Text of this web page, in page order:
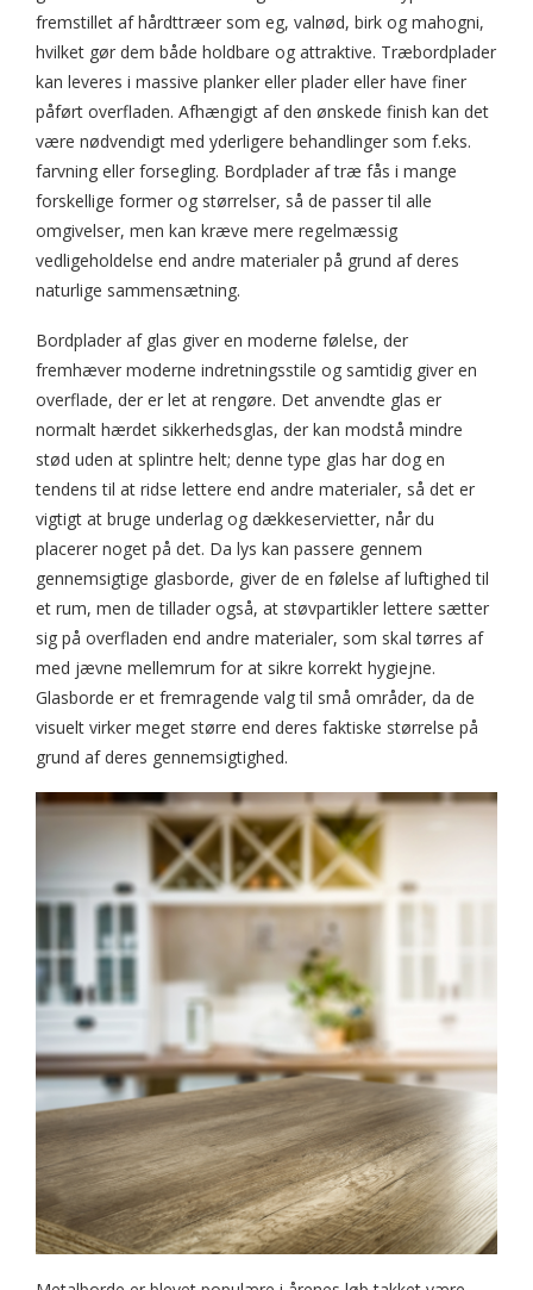
fremstillet af hårdttræer som eg, valnød, birk og mahogni,
hvilket gør dem både holdbare og attraktive. Træbordplader
kan leveres i massive planker eller plader eller have finer
påført overfladen. Afhængigt af den ønskede finish kan det
være nødvendigt med yderligere behandlinger som f.eks.
farvning eller forsegling. Bordplader af træ fås i mange
forskellige former og størrelser, så de passer til alle
omgivelser, men kan kræve mere regelmæssig
vedligeholdelse end andre materialer på grund af deres
naturlige sammensætning.
Bordplader af glas giver en moderne følelse, der
fremhæver moderne indretningsstile og samtidig giver en
overflade, der er let at rengøre. Det anvendte glas er
normalt hærdet sikkerhedsglas, der kan modstå mindre
stød uden at splintre helt; denne type glas har dog en
tendens til at ridse lettere end andre materialer, så det er
vigtigt at bruge underlag og dækkeservietter, når du
placerer noget på det. Da lys kan passere gennem
gennemsigtige glasborde, giver de en følelse af luftighed til
et rum, men de tillader også, at støvpartikler lettere sætter
sig på overfladen end andre materialer, som skal tørres af
med jævne mellemrum for at sikre korrekt hygiejne.
Glasborde er et fremragende valg til små områder, da de
visuelt virker meget større end deres faktiske størrelse på
grund af deres gennemsigtighed.